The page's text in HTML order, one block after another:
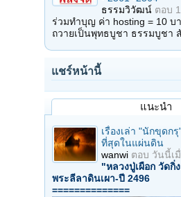
ธรรมวิวัฒน์ ตอบ
ร่วมทำบุญ ค่า hosting = 10 บ
ถวายเป็นพุทธบูชา ธรรมบูชา
แชร์หน้านี้
แนะนำ
เรื่องเล่า "นักขุดก
ที่สุดในแผ่นดิน
wanwi ตอบ วันนี้เ
"หลวงปู่เผือก วัดกิ่
พระลีลาดินเผา-ปี 2496
==============